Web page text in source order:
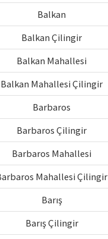
Balkan
Balkan Çilingir
Balkan Mahallesi
Balkan Mahallesi Çilingir
Barbaros
Barbaros Çilingir
Barbaros Mahallesi
Mahallesi Çilingir
Barış
Barış Çilingir